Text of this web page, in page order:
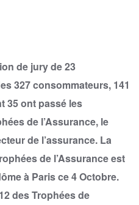
de jury de 23
327 consommateurs, 141
35 ont passé les
de l’Assurance, le
de l’assurance. La
de l’Assurance est
à Paris ce 4 Octobre.
des Trophées de